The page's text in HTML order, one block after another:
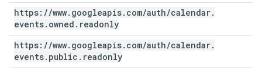
https: //www. googleapis. com/auth/calendar.
events. owned . readonly
https: //www. googleapis. com/auth/calendar.
events. public . readonly